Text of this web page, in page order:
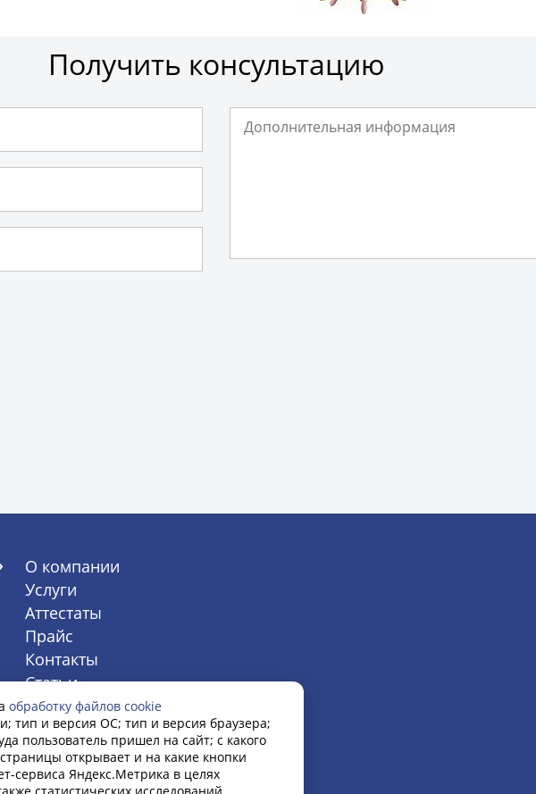
Получить консультацию
О компании
Услуги
Аттестаты
Прайс
Контакты
Статьи
обработку файлов cookie
тип и версия ОС; тип и версия браузера;
пользователь пришел на сайт; с какого
открывает и на какие кнопки
сервиса Яндекс.Метрика в целях